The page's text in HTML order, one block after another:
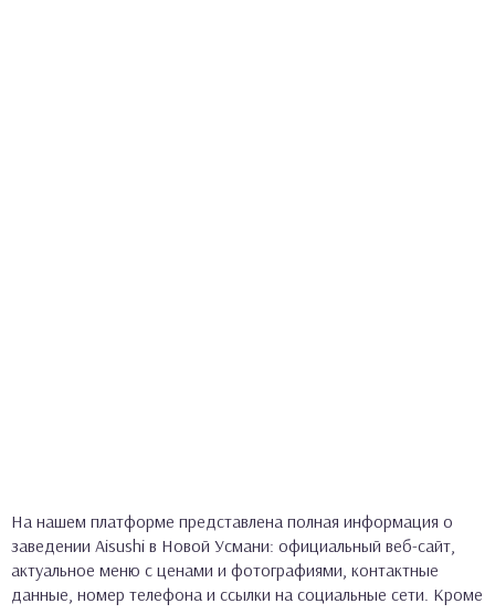
На нашем платформе представлена полная информация о
заведении Aisushi в Новой Усмани: официальный веб-сайт,
актуальное меню с ценами и фотографиями, контактные
данные, номер телефона и ссылки на социальные сети. Кроме